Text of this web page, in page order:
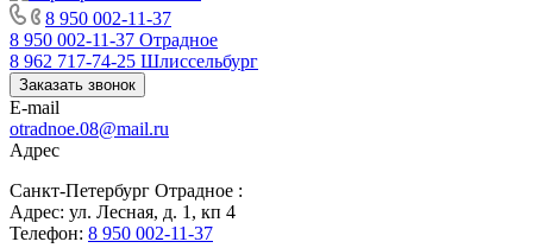
8 950 002-11-37
8 950 002-11-37 Отрадное
8 962 717-74-25 Шлиссельбург
Заказать звонок
E-mail
otradnoe.08@mail.ru
Адрес
Санкт-Петербург Отрадное :
Адрес: ул. Лесная, д. 1, кп 4
Телефон: 8 950 002-11-37